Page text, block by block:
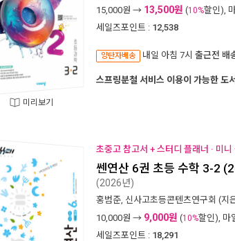
미리보기
15,000원 → 13,500원 (10%할인),
세일즈포인트 : 12,538
양탄자배송 내일 아침 7시 출근전 배
스프링분철 서비스 이용이 가능한 도
초중고 참고서 + 스터디 플래너 · 미
쎈연산 6권 초등 수학 3-2
(2026년)
홍범준, 신사고초등콘텐츠연구회 (지
10,000원 → 9,000원 (10%할인), 마
세일즈포인트 : 18,291